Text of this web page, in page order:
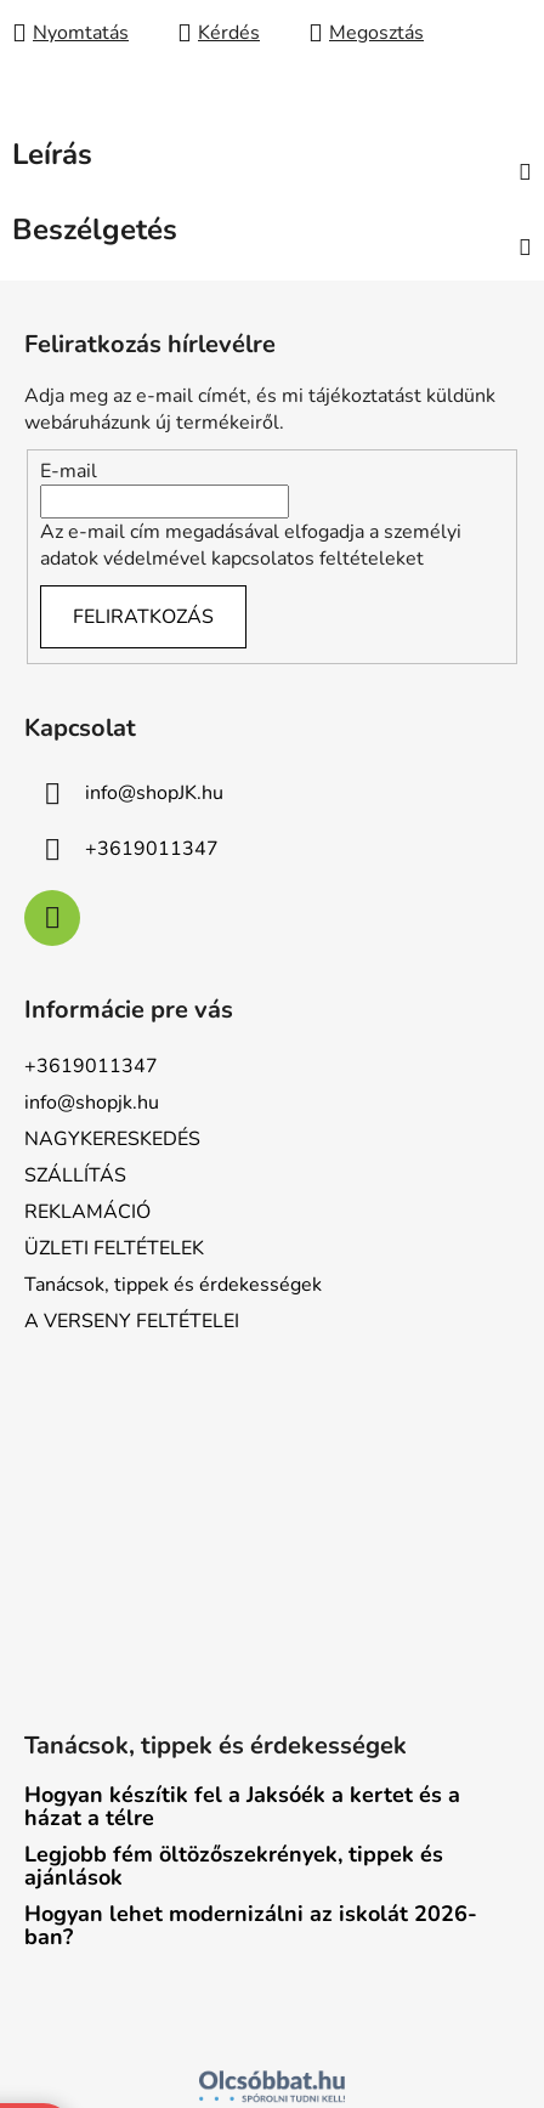
Nyomtatás
Kérdés Megosztás
Leírás
Beszélgetés
Feliratkozás hírlevélre
Adja meg az e-mail címét, és mi tájékoztatást küldünk
webáruházunk új termékeiről.
E-mail
Az e-mail cím megadásával elfogadja a személyi
adatok védelmével kapcsolatos feltételeket
FELIRATKOZÁS
Kapcsolat
info@shopJK.hu
+3619011347
Informácie pre vás
+3619011347
info@shopjk.hu
NAGYKERESKEDÉS
SZÁLLÍTÁS
REKLAMÁCIÓ
ÜZLETI FELTÉTELEK
Tanácsok, tippek és érdekességek
A VERSENY FELTÉTELEI
Tanácsok, tippek és érdekességek
Hogyan készítik fel a Jaksóék a kertet és a
házat a télre
Legjobb fém öltözőszekrények, tippek és
ajánlások
Hogyan lehet modernizálni az iskolát 2026-
ban?